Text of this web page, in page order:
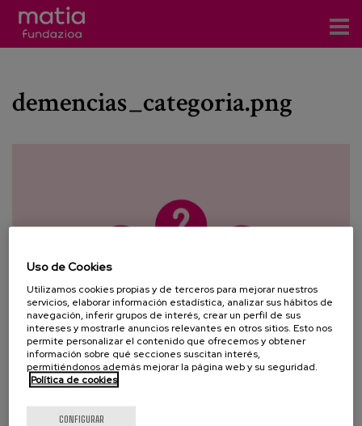
demencias_categoria.png
Uso de Cookies
Utilizamos cookies propias y de terceros para mejorar nuestros
servicios, elaborar información estadística, analizar sus hábitos de
navegación, inferir grupos de interés, crear un perfil de sus
intereses y mostrarle anuncios relevantes en otros sitios. Esto nos
permite personalizar el contenido que ofrecemos y obtener
información sobre qué secciones suscitan interés,
permitiéndonos además mejorar la página web y su seguridad.
Política de cookies
CONFIGURAR